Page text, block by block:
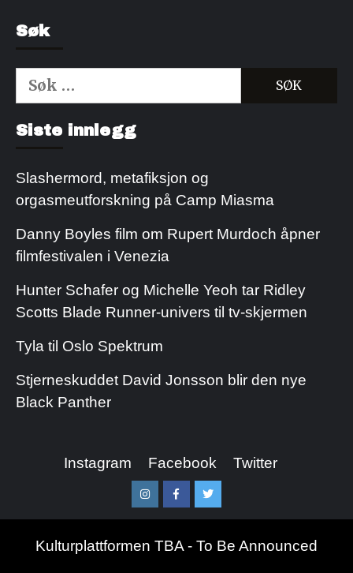
Søk
Søk
etter:
Siste innlegg
Slashermord, metafiksjon og
orgasmeutforskning på Camp Miasma
Danny Boyles film om Rupert Murdoch åpner
filmfestivalen i Venezia
Hunter Schafer og Michelle Yeoh tar Ridley
Scotts Blade Runner-univers til tv-skjermen
Tyla til Oslo Spektrum
Stjerneskuddet David Jonsson blir den nye
Black Panther
Instagram Facebook Twitter
InstagramFacebookTwitter
Kulturplattformen TBA - To Be Announced